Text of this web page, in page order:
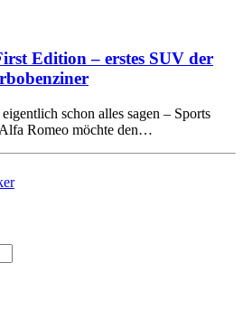
Edition – erstes SUV der
schon alles sagen – Sports
Romeo möchte den…